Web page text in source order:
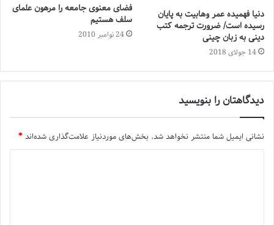
دنیا فهمیده عمر وهابیت به پایان
رسیده است/ ضرورت ترجمه کتب
دینی به زبان چینی
14 جولای 2018
فضای معنوی جامعه را مرهون علمای
سلف هستیم
24 نوامبر 2010
دیدگاهتان را بنویسید
نشانی ایمیل شما منتشر نخواهد شد. بخش‌های موردنیاز علامت‌گذاری شده‌اند*